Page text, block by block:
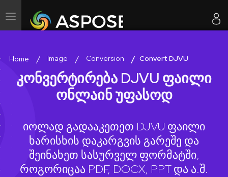
ნავიგაციის გადართვა
Home Image Conversion Convert DJVU
კონვერტირება DJVU ფაილი
ონლაინ უფასოდ
იოლად გადააკეთეთ DJVU ფაილი
ხარისხის დაკარგვის გარეშე და
შეინახეთ სასურველ ფორმატში,
როგორიცაა PDF, DOCX, PPT და ა.შ.